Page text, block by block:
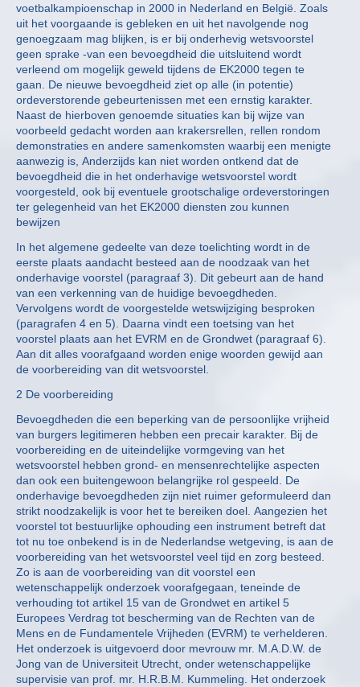
voetbalkampioenschap in 2000 in Nederland en België. Zoals
uit het voorgaande is gebleken en uit het navolgende nog
genoegzaam mag blijken, is er bij onderhevig wetsvoorstel
geen sprake -van een bevoegdheid die uitsluitend wordt
verleend om mogelijk geweld tijdens de EK2000 tegen te
gaan. De nieuwe bevoegdheid ziet op alle (in potentie)
ordeverstorende gebeurtenissen met een ernstig karakter.
Naast de hierboven genoemde situaties kan bij wijze van
voorbeeld gedacht worden aan krakersrellen, rellen rondom
demonstraties en andere samenkomsten waarbij een menigte
aanwezig is, Anderzijds kan niet worden ontkend dat de
bevoegdheid die in het onderhavige wetsvoorstel wordt
voorgesteld, ook bij eventuele grootschalige ordeverstoringen
ter gelegenheid van het EK2000 diensten zou kunnen
bewijzen
In het algemene gedeelte van deze toelichting wordt in de
eerste plaats aandacht besteed aan de noodzaak van het
onderhavige voorstel (paragraaf 3). Dit gebeurt aan de hand
van een verkenning van de huidige bevoegdheden.
Vervolgens wordt de voorgestelde wetswijziging besproken
(paragrafen 4 en 5). Daarna vindt een toetsing van het
voorstel plaats aan het EVRM en de Grondwet (paragraaf 6).
Aan dit alles voorafgaand worden enige woorden gewijd aan
de voorbereiding van dit wetsvoorstel.
2 De voorbereiding
Bevoegdheden die een beperking van de persoonlijke vrijheid
van burgers legitimeren hebben een precair karakter. Bij de
voorbereiding en de uiteindelijke vormgeving van het
wetsvoorstel hebben grond- en mensenrechtelijke aspecten
dan ook een buitengewoon belangrijke rol gespeeld. De
onderhavige bevoegdheden zijn niet ruimer geformuleerd dan
strikt noodzakelijk is voor het te bereiken doel. Aangezien het
voorstel tot bestuurlijke ophouding een instrument betreft dat
tot nu toe onbekend is in de Nederlandse wetgeving, is aan de
voorbereiding van het wetsvoorstel veel tijd en zorg besteed.
Zo is aan de voorbereiding van dit voorstel een
wetenschappelijk onderzoek voorafgegaan, teneinde de
verhouding tot artikel 15 van de Grondwet en artikel 5
Europees Verdrag tot bescherming van de Rechten van de
Mens en de Fundamentele Vrijheden (EVRM) te verhelderen.
Het onderzoek is uitgevoerd door mevrouw mr. M.A.D.W. de
Jong van de Universiteit Utrecht, onder wetenschappelijke
supervisie van prof. mr. H.R.B.M. Kummeling. Het onderzoek